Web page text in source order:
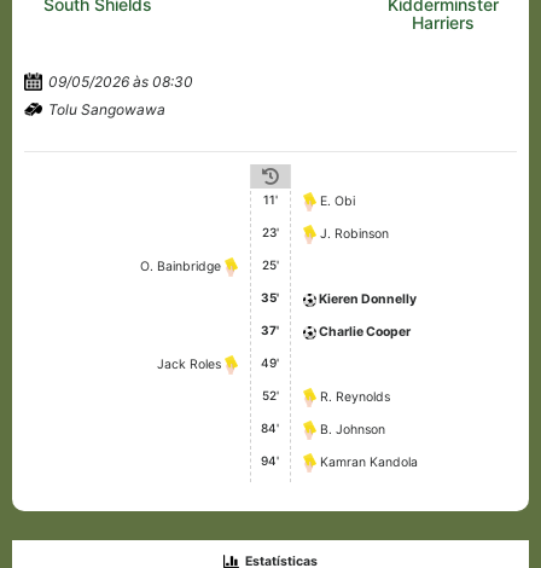
Harriers
09/05/2026 às 08:30
Tolu Sangowawa
11' E. Obi
23' J. Robinson
O. Bainbridge 25'
35' Kieren Donnelly
37' Charlie Cooper
Jack Roles 49'
52' R. Reynolds
84' B. Johnson
94' Kamran Kandola
Estatísticas